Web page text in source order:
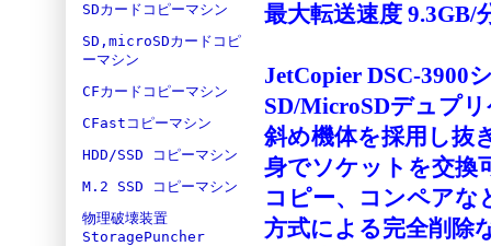
SDカードコピーマシン
SD,microSDカードコピ
ーマシン
CFカードコピーマシン
CFastコピーマシン
HDD/SSD コピーマシン
M.2 SSD コピーマシン
物理破壊装置
StoragePuncher
最大転送速度 9.3GB/
JetCopier DSC-3900
SD/MicroSDデュプ
斜め機体を採用し抜
身でソケットを交換
コピー、コンペアな
方式による完全削除